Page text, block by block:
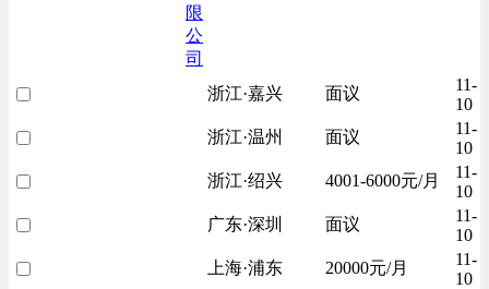
限
公
司
浙江·嘉兴 面议
11-
10
浙江·温州
面议
11-
10
浙江·绍兴
4001-6000元/月
11-
10
广东·深圳
面议
11-
10
上海·浦东
20000元/月
11-
10